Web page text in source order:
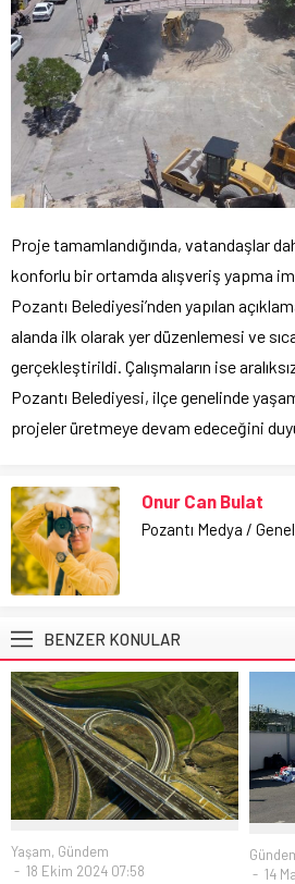
Proje tamamlandığında, vatandaşlar
konforlu bir ortamda alışveriş yapma
Pozantı Belediyesi’nden yapılan
alanda ilk olarak yer düzenlemesi ve
gerçekleştirildi. Çalışmaların ise
Pozantı Belediyesi, ilçe genelinde
projeler üretmeye devam edeceğini
Onur Can Bulat
Pozantı Medya /
BENZER KONULAR
Yaşam, Gündem
18 Ekim 2024 07:58
14